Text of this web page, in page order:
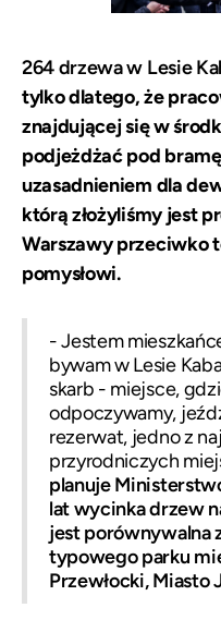
264 drzewa w Lesie
tylko dlatego, że
znajdującej się w
podjeżdżać pod
uzasadnieniem dla
którą złożyliśmy jest
Warszawy przeciwko
pomysłowi.
- Jestem
bywam w Lesie
skarb - miejsce,
odpoczywamy,
rezerwat, jedno z
przyrodniczych
planuje
lat wycinka drzew
jest porównywalna
typowego parku
Przewłocki, Miasto